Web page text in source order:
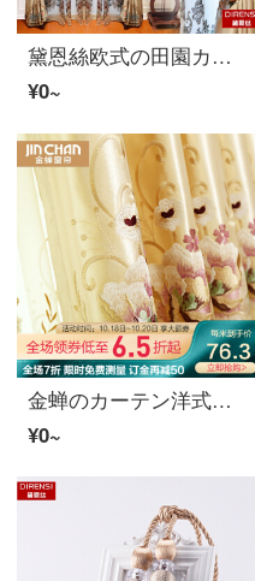
黛恩絲欧式の田園カーテンの完成品のレリーフのカーテンは豪華で高級なリビングルームのベランダの床の窓の下で窓の遮光のカーテンを翻して完成品を注文して米カードの色の紗の一メートルごとに(無料のカーテンと部品などを加工して別に計算します)
¥0~
金蝉のカーテン洋式の水が溶けて刺繍のリビングルームの部屋の遮光の完成品のカーテンの富貴な花が咲いて、浅いカレー-布の1メートルの材料の価格(フック/穴あけをして無料で加工します)は何メートルをたたいて何メートルを必要としますか？
¥0~